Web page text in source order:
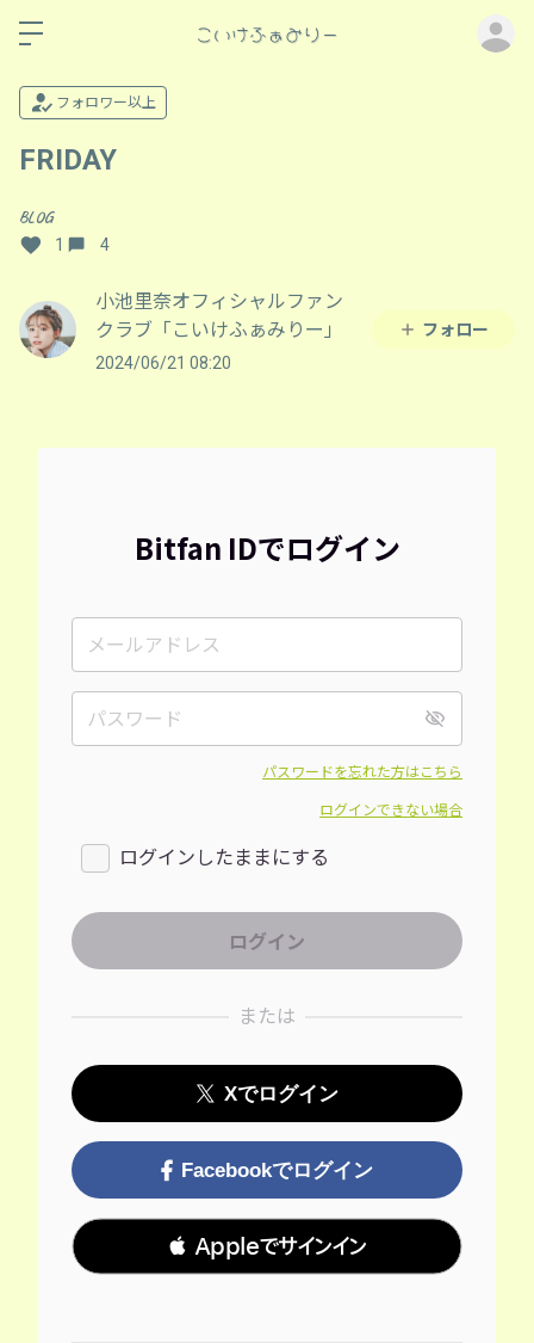
フォロワー以上
FRIDAY
BLOG
1 4
小池里奈オフィシャルファン
クラブ「こいけふぁみりー」
2024/06/21 08:20
フォロー
Bitfan IDでログイン
パスワードを忘れた方はこちら
ログインできない場合
ログインしたままにする
または
Xでログイン
Facebookでログイン
 Appleでサインイン